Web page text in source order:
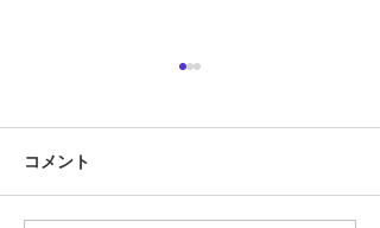
勝負の夏
コメント